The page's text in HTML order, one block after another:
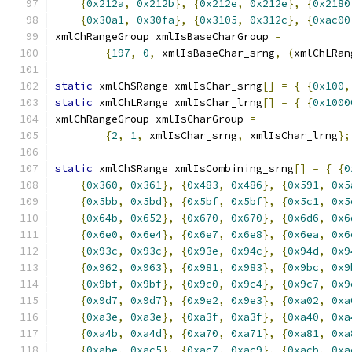
{0x212a, 0x212b}, {0x212e, 0x212e}, {0x2180
{0x30a1, 0x30fa}, {0x3105, 0x312c}, {0xac00
xmlChRangeGroup xmlIsBaseCharGroup =
{197, 0, xmlIsBaseChar_srng, (
static xmlChSRange xmlIsChar_srng[] = { {0x100,
static xmlChLRange xmlIsChar_lrng[] = { {
xmlChRangeGroup xmlIsCharGroup =
{2, 1, xmlIsChar_srng, xmlIsChar_lrng};
static xmlChSRange xmlIsCombining_srng[] = { {
{0x360, 0x361}, {0x483, 0x486}, {0x591,
{0x5bb, 0x5bd}, {0x5bf, 0x5bf}, {0x5c1,
{0x64b, 0x652}, {0x670, 0x670}, {0x6d6,
{0x6e0, 0x6e4}, {0x6e7, 0x6e8}, {0x6ea,
{0x93c, 0x93c}, {0x93e, 0x94c}, {0x94d,
{0x962, 0x963}, {0x981, 0x983}, {0x9bc,
{0x9bf, 0x9bf}, {0x9c0, 0x9c4}, {0x9c7,
{0x9d7, 0x9d7}, {0x9e2, 0x9e3}, {0xa02,
{0xa3e, 0xa3e}, {0xa3f, 0xa3f}, {0xa40,
{0xa4b, 0xa4d}, {0xa70, 0xa71}, {0xa81,